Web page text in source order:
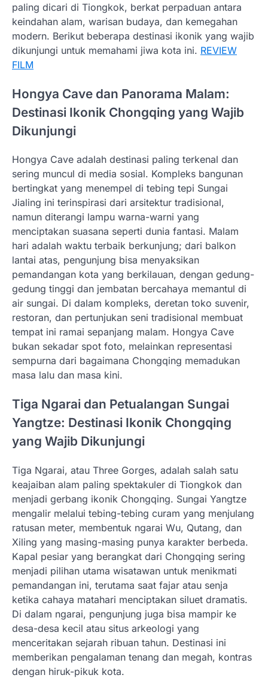
paling dicari di Tiongkok, berkat perpaduan antara
keindahan alam, warisan budaya, dan kemegahan
modern. Berikut beberapa destinasi ikonik yang wajib
dikunjungi untuk memahami jiwa kota ini. REVIEW
FILM
Hongya Cave dan Panorama Malam:
Destinasi Ikonik Chongqing yang Wajib
Dikunjungi
Hongya Cave adalah destinasi paling terkenal dan
sering muncul di media sosial. Kompleks bangunan
bertingkat yang menempel di tebing tepi Sungai
Jialing ini terinspirasi dari arsitektur tradisional,
namun diterangi lampu warna-warni yang
menciptakan suasana seperti dunia fantasi. Malam
hari adalah waktu terbaik berkunjung; dari balkon
lantai atas, pengunjung bisa menyaksikan
pemandangan kota yang berkilauan, dengan gedung-
gedung tinggi dan jembatan bercahaya memantul di
air sungai. Di dalam kompleks, deretan toko suvenir,
restoran, dan pertunjukan seni tradisional membuat
tempat ini ramai sepanjang malam. Hongya Cave
bukan sekadar spot foto, melainkan representasi
sempurna dari bagaimana Chongqing memadukan
masa lalu dan masa kini.
Tiga Ngarai dan Petualangan Sungai
Yangtze: Destinasi Ikonik Chongqing
yang Wajib Dikunjungi
Tiga Ngarai, atau Three Gorges, adalah salah satu
keajaiban alam paling spektakuler di Tiongkok dan
menjadi gerbang ikonik Chongqing. Sungai Yangtze
mengalir melalui tebing-tebing curam yang menjulang
ratusan meter, membentuk ngarai Wu, Qutang, dan
Xiling yang masing-masing punya karakter berbeda.
Kapal pesiar yang berangkat dari Chongqing sering
menjadi pilihan utama wisatawan untuk menikmati
pemandangan ini, terutama saat fajar atau senja
ketika cahaya matahari menciptakan siluet dramatis.
Di dalam ngarai, pengunjung juga bisa mampir ke
desa-desa kecil atau situs arkeologi yang
menceritakan sejarah ribuan tahun. Destinasi ini
memberikan pengalaman tenang dan megah, kontras
dengan hiruk-pikuk kota.